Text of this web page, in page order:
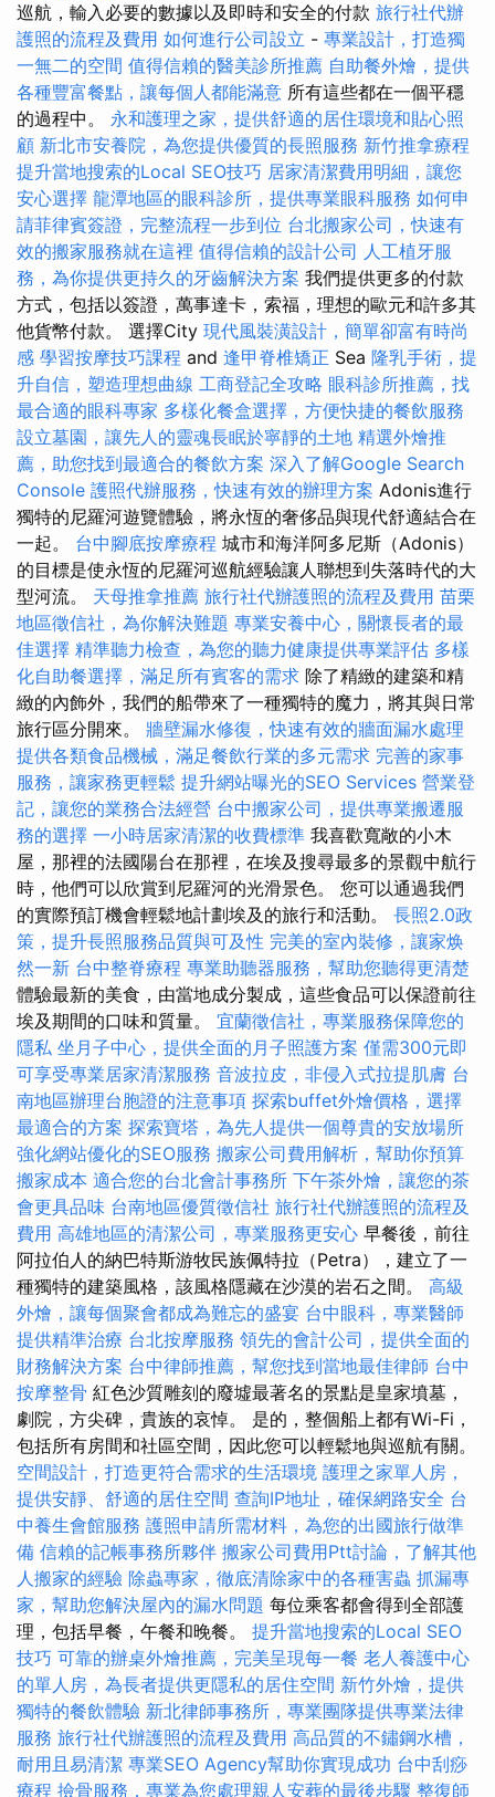
巡航，輸入必要的數據以及即時和安全的付款 旅行社代辦
護照的流程及費用 如何進行公司設立 - 專業設計，打造獨
一無二的空間 值得信賴的醫美診所推薦 自助餐外燴，提供
各種豐富餐點，讓每個人都能滿意 所有這些都在一個平穩
的過程中。 永和護理之家，提供舒適的居住環境和貼心照
顧 新北市安養院，為您提供優質的長照服務 新竹推拿療程
提升當地搜索的Local SEO技巧 居家清潔費用明細，讓您
安心選擇 龍潭地區的眼科診所，提供專業眼科服務 如何申
請菲律賓簽證，完整流程一步到位 台北搬家公司，快速有
效的搬家服務就在這裡 值得信賴的設計公司 人工植牙服
務，為你提供更持久的牙齒解決方案 我們提供更多的付款
方式，包括以簽證，萬事達卡，索福，理想的歐元和許多其
他貨幣付款。 選擇City 現代風裝潢設計，簡單卻富有時尚
感 學習按摩技巧課程 and 逢甲脊椎矯正 Sea 隆乳手術，提
升自信，塑造理想曲線 工商登記全攻略 眼科診所推薦，找
最合適的眼科專家 多樣化餐盒選擇，方便快捷的餐飲服務
設立墓園，讓先人的靈魂長眠於寧靜的土地 精選外燴推
薦，助您找到最適合的餐飲方案 深入了解Google Search
Console 護照代辦服務，快速有效的辦理方案 Adonis進行
獨特的尼羅河遊覽體驗，將永恆的奢侈品與現代舒適結合在
一起。 台中腳底按摩療程 城市和海洋阿多尼斯（Adonis）
的目標是使永恆的尼羅河巡航經驗讓人聯想到失落時代的大
型河流。 天母推拿推薦 旅行社代辦護照的流程及費用 苗栗
地區徵信社，為你解決難題 專業安養中心，關懷長者的最
佳選擇 精準聽力檢查，為您的聽力健康提供專業評估 多樣
化自助餐選擇，滿足所有賓客的需求 除了精緻的建築和精
緻的內飾外，我們的船帶來了一種獨特的魔力，將其與日常
旅行區分開來。 牆壁漏水修復，快速有效的牆面漏水處理
提供各類食品機械，滿足餐飲行業的多元需求 完善的家事
服務，讓家務更輕鬆 提升網站曝光的SEO Services 營業登
記，讓您的業務合法經營 台中搬家公司，提供專業搬遷服
務的選擇 一小時居家清潔的收費標準 我喜歡寬敞的小木
屋，那裡的法國陽台在那裡，在埃及搜尋最多的景觀中航行
時，他們可以欣賞到尼羅河的光滑景色。 您可以通過我們
的實際預訂機會輕鬆地計劃埃及的旅行和活動。 長照2.0政
策，提升長照服務品質與可及性 完美的室內裝修，讓家焕
然一新 台中整脊療程 專業助聽器服務，幫助您聽得更清楚
體驗最新的美食，由當地成分製成，這些食品可以保證前往
埃及期間的口味和質量。 宜蘭徵信社，專業服務保障您的
隱私 坐月子中心，提供全面的月子照護方案 僅需300元即
可享受專業居家清潔服務 音波拉皮，非侵入式拉提肌膚 台
南地區辦理台胞證的注意事項 探索buffet外燴價格，選擇
最適合的方案 探索寶塔，為先人提供一個尊貴的安放場所
強化網站優化的SEO服務 搬家公司費用解析，幫助你預算
搬家成本 適合您的台北會計事務所 下午茶外燴，讓您的茶
會更具品味 台南地區優質徵信社 旅行社代辦護照的流程及
費用 高雄地區的清潔公司，專業服務更安心 早餐後，前往
阿拉伯人的納巴特斯游牧民族佩特拉（Petra），建立了一
種獨特的建築風格，該風格隱藏在沙漠的岩石之間。 高級
外燴，讓每個聚會都成為難忘的盛宴 台中眼科，專業醫師
提供精準治療 台北按摩服務 領先的會計公司，提供全面的
財務解決方案 台中律師推薦，幫您找到當地最佳律師 台中
按摩整骨 紅色沙質雕刻的廢墟最著名的景點是皇家墳墓，
劇院，方尖碑，貴族的哀悼。 是的，整個船上都有Wi-Fi，
包括所有房間和社區空間，因此您可以輕鬆地與巡航有關。
空間設計，打造更符合需求的生活環境 護理之家單人房，
提供安靜、舒適的居住空間 查詢IP地址，確保網路安全 台
中養生會館服務 護照申請所需材料，為您的出國旅行做準
備 信賴的記帳事務所夥伴 搬家公司費用Ptt討論，了解其他
人搬家的經驗 除蟲專家，徹底清除家中的各種害蟲 抓漏專
家，幫助您解決屋內的漏水問題 每位乘客都會得到全部護
理，包括早餐，午餐和晚餐。 提升當地搜索的Local SEO
技巧 可靠的辦桌外燴推薦，完美呈現每一餐 老人養護中心
的單人房，為長者提供更隱私的居住空間 新竹外燴，提供
獨特的餐飲體驗 新北律師事務所，專業團隊提供專業法律
服務 旅行社代辦護照的流程及費用 高品質的不鏽鋼水槽，
耐用且易清潔 專業SEO Agency幫助你實現成功 台中刮痧
療程 撿骨服務，專業為您處理親人安葬的最後步驟 整復師